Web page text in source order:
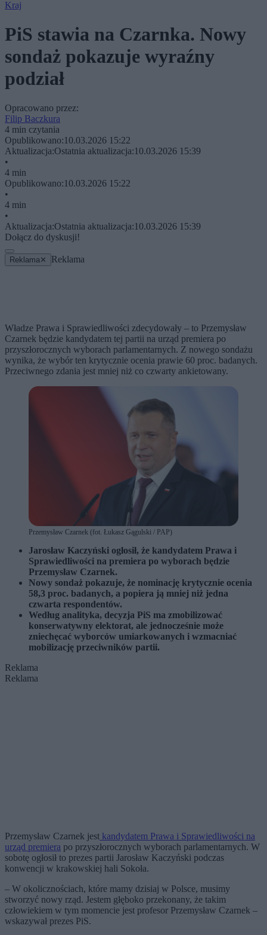
Kraj
PiS stawia na Czarnka. Nowy
sondaż pokazuje wyraźny
podział
Opracowano przez:
Filip Baczkura
4 min czytania
Opublikowano:10.03.2026 15:22
Aktualizacja:Ostatnia aktualizacja:10.03.2026 15:39
•
4 min
Opublikowano:10.03.2026 15:22
•
4 min
•
Aktualizacja:Ostatnia aktualizacja:10.03.2026 15:39
Dołącz do dyskusji!
Reklama ✕ Reklama
Władze Prawa i Sprawiedliwości zdecydowały – to Przemysław
Czarnek będzie kandydatem tej partii na urząd premiera po
przyszłorocznych wyborach parlamentarnych. Z nowego sondażu
wynika, że wybór ten krytycznie ocenia prawie 60 proc. badanych.
Przeciwnego zdania jest mniej niż co czwarty ankietowany.
Przemysław Czarnek (fot. Łukasz Gągulski / PAP)
Jarosław Kaczyński ogłosił, że kandydatem Prawa i
Sprawiedliwości na premiera po wyborach będzie
Przemysław Czarnek.
Nowy sondaż pokazuje, że nominację krytycznie ocenia
58,3 proc. badanych, a popiera ją mniej niż jedna
czwarta respondentów.
Według analityka, decyzja PiS ma zmobilizować
konserwatywny elektorat, ale jednocześnie może
zniechęcać wyborców umiarkowanych i wzmacniać
mobilizację przeciwników partii.
Reklama
Reklama
Przemysław Czarnek jest kandydatem Prawa i Sprawiedliwości na
urząd premiera po przyszłorocznych wyborach parlamentarnych. W
sobotę ogłosił to prezes partii Jarosław Kaczyński podczas
konwencji w krakowskiej hali Sokoła.
– W okolicznościach, które mamy dzisiaj w Polsce, musimy
stworzyć nowy rząd. Jestem głęboko przekonany, że takim
człowiekiem w tym momencie jest profesor Przemysław Czarnek –
wskazywał prezes PiS.